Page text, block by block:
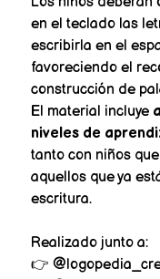
en el teclado las
escribirla en el
favoreciendo el
construcción de
El material incluye
niveles de
tanto con niños
aquellos que ya
escritura.
Realizado junto a:
👉